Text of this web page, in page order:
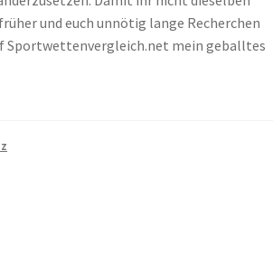
und euch unnötig lange Recherchen
Sportwettenvergleich.net mein geballtes